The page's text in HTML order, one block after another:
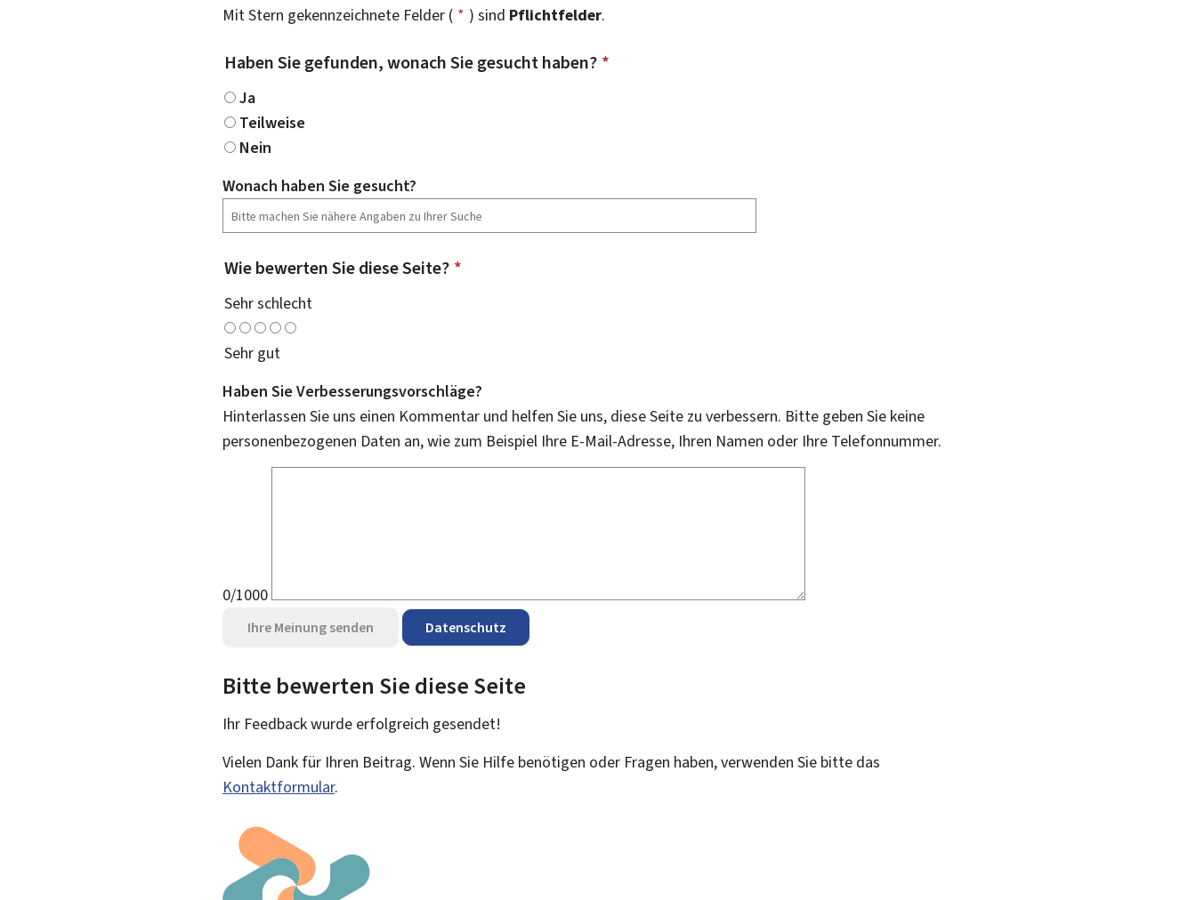
Mit Stern gekennzeichnete Felder ( * ) sind Pflichtfelder.
Haben Sie gefunden, wonach Sie gesucht haben? *
Ja
Teilweise
Nein
Wonach haben Sie gesucht?
Wie bewerten Sie diese Seite? *
Sehr schlecht
Sehr gut
Haben Sie Verbesserungsvorschläge?
Hinterlassen Sie uns einen Kommentar und helfen Sie uns, diese Seite zu verbessern. Bitte geben Sie keine
personenbezogenen Daten an, wie zum Beispiel Ihre E-Mail-Adresse, Ihren Namen oder Ihre Telefonnummer.
0/1000
Ihre Meinung senden Datenschutz
Bitte bewerten Sie diese Seite
Ihr Feedback wurde erfolgreich gesendet!
Vielen Dank für Ihren Beitrag. Wenn Sie Hilfe benötigen oder Fragen haben, verwenden Sie bitte das
Kontaktformular.